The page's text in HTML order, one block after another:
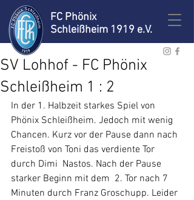
FC Phönix
Schleißheim 1919 e.V.
SV Lohhof - FC Phönix
Schleißheim 1 : 2
In der 1. Halbzeit starkes Spiel von
Phönix Schleißheim. Jedoch mit wenig
Chancen. Kurz vor der Pause dann nach
Freistoß von Toni das verdiente Tor
durch Dimi  Nastos. Nach der Pause
starker Beginn mit dem  2. Tor nach 7
Minuten durch Franz Groschupp. Leider